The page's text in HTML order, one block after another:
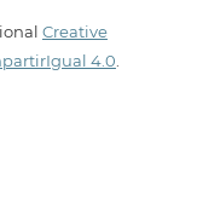
Creative
4.0